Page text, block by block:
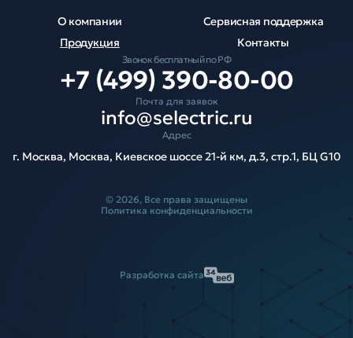
О компании
Продукция
Сервисная поддержка
Контакты
Звонок бесплатный по РФ
+7 (499) 390-80-00
Почта для заявок
info@selectric.ru
Адрес
г. Москва, Москва, Киевское шоссе 21-й км, д.3, стр.1, БЦ G10
© 2026, Все права защищены
Политика конфиденциальности
Разработка сайта